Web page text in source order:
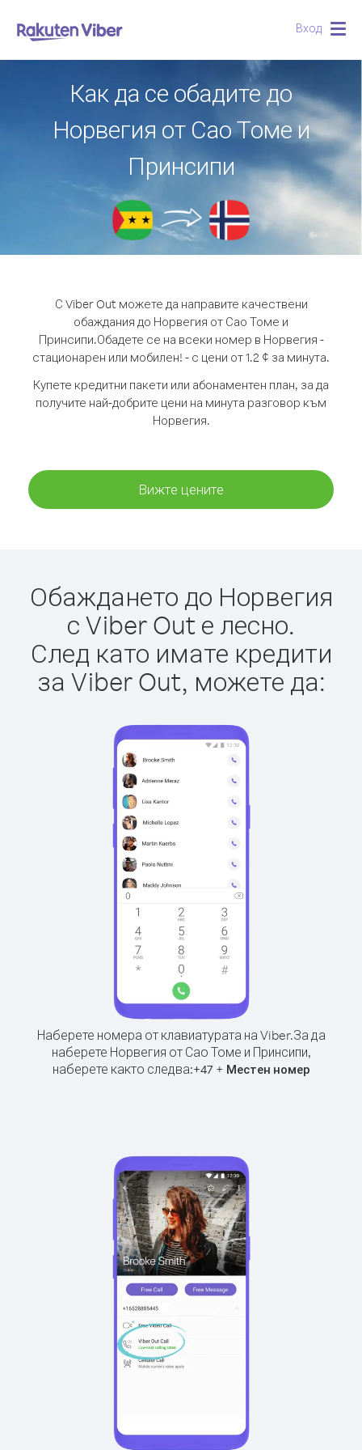
Вход
Как да се обадите до
Норвегия от Сао Томе и
Принсипи
С Viber Out можете да направите качествени
обаждания до Норвегия от Сао Томе и
Принсипи.Обадете се на всеки номер в Норвегия -
стационарен или мобилен! - с цени от 1.2 ¢ за минута.
Купете кредитни пакети или абонаментен план, за да
получите най-добрите цени на минута разговор към
Норвегия.
Вижте цените
Обаждането до Норвегия
с Viber Out е лесно.
След като имате кредити
за Viber Out, можете да:
Наберете номера от клавиатурата на Viber.За да
наберете Норвегия от Сао Томе и Принсипи,
наберете както следва:+47+ Местен номер